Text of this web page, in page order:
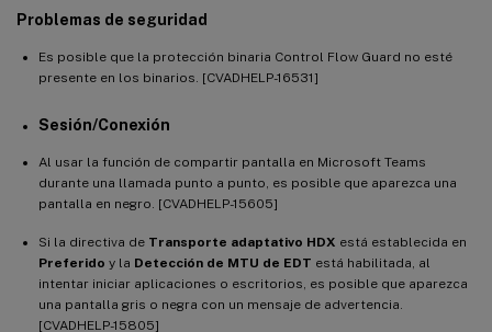
Problemas de seguridad
Es posible que la protección binaria Control Flow Guard no esté
presente en los binarios. [CVADHELP-16531]
Sesión/Conexión
Al usar la función de compartir pantalla en Microsoft Teams
durante una llamada punto a punto, es posible que aparezca una
pantalla en negro. [CVADHELP-15605]
Si la directiva de Transporte adaptativo HDX está establecida en
Preferido y la Detección de MTU de EDT está habilitada, al
intentar iniciar aplicaciones o escritorios, es posible que aparezca
una pantalla gris o negra con un mensaje de advertencia.
[CVADHELP-15805]